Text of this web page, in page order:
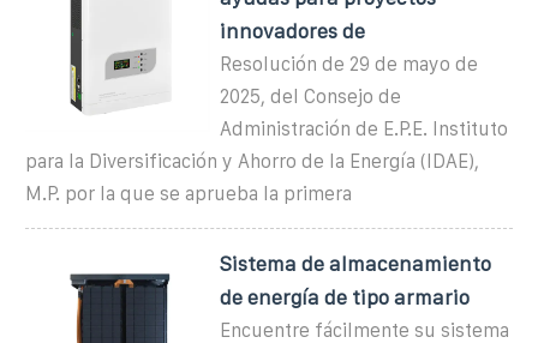
innovadores de
Resolución de 29 de mayo de
2025, del Consejo de
Administración de E.P.E. Instituto
para la Diversificación y Ahorro de la Energía (IDAE),
M.P. por la que se aprueba la primera
Sistema de almacenamiento
de energía de tipo armario
Encuentre fácilmente su sistema